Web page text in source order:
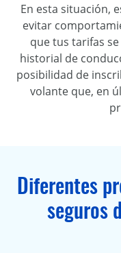
En esta situación,
evitar
que tus tarifas
historial de
posibilidad de
volante que, en
Diferentes
seguros